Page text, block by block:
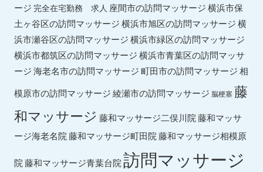
ージ 完全在宅勤務 求人 座間市の訪問マッサージ横浜市保
土ヶ谷区の訪問マッサージ横浜市旭区の訪問マッサージ横
浜市瀬谷区の訪問マッサージ横浜市緑区の訪問マッサージ
横浜市都筑区の訪問マッサージ横浜市青葉区の訪問マッサ
ージ海老名市の訪問マッサージ町田市の訪問マッサージ相
模原市の訪問マッサージ綾瀬市の訪問マッサージ 脳梗塞藤
和マッサージ 藤和マッサージ二俣川院藤和マッサ
ージ海老名院藤和マッサージ町田院藤和マッサージ相模原
院藤和マッサージ青葉台院訪問マッサージ